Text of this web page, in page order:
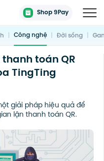
Shop 9Pay
| Công nghệ | Đời sống |
toán QR
TingTing
giải pháp hiệu quả để
lận thanh toán QR.